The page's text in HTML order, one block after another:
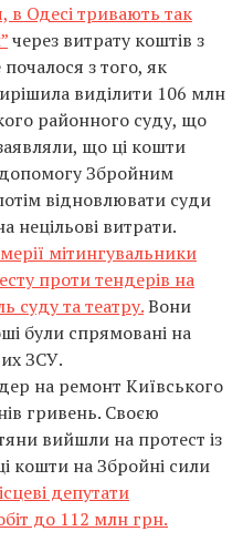
в Одесі тривають так
через витрату коштів з
з того, як
виділити 106 млн
районного суду, що
що ці кошти
Збройним
відновлювати суди
нецільові витрати.
мітингувальники
проти тендерів на
суду та театру.Вони
були спрямовані на
ЗСУ.
на ремонт Київського
гривень. Своєю
вийшли на протест із
кошти на Збройні сили
депутати
до 112 млн грн.